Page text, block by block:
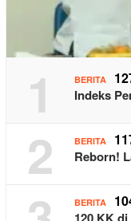
1 BERITA
Indeks
2 BERITA
Reborn!
BERITA